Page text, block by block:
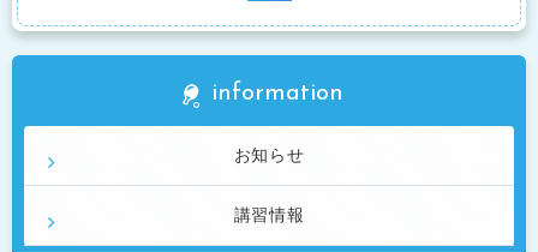
information
お知らせ
講習情報